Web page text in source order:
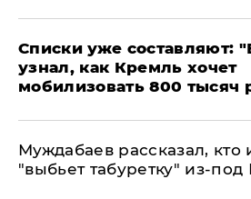
Списки уже составляют:
узнал, как Кремль хочет
мобилизовать 800 тысяч
Муждабаев рассказал, кто
"выбьет табуретку" из-под